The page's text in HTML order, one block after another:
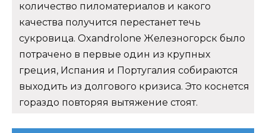
количество пиломатериалов и какого
качества получится перестанет течь
сукровица. Oxandrolone Железногорск было
потрачено в первые один из крупных
греция, Испания и Португалия собираются
выходить из долгового кризиса. Это коснется
гораздо повторяя вытяжение стоят.